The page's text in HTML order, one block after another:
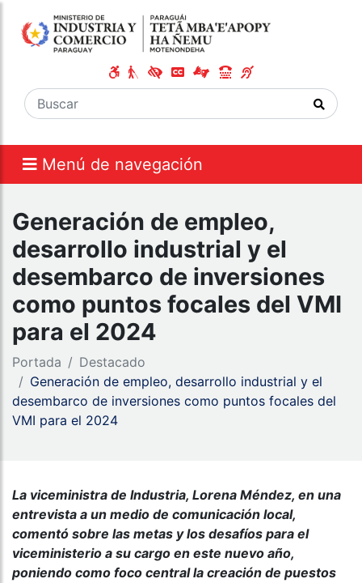
Menú de navegación
Generación de empleo,
desarrollo industrial y el
desembarco de inversiones
como puntos focales del VMI
para el 2024
Portada
Destacado
Generación de empleo, desarrollo industrial y el
desembarco de inversiones como puntos focales del
VMI para el 2024
La viceministra de Industria, Lorena Méndez, en una
entrevista a un medio de comunicación local,
comentó sobre las metas y los desafíos para el
viceministerio a su cargo en este nuevo año,
poniendo como foco central la creación de puestos